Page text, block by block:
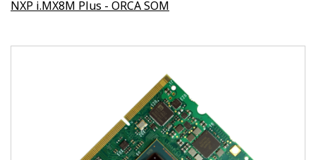
NXP i.MX8M Plus - ORCA SOM